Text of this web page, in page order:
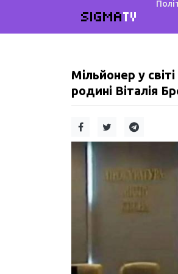
SIGMATV
Мільйонер у
родині Віталія